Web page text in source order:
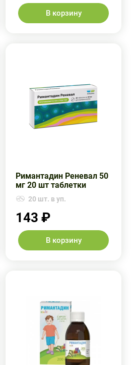
В корзину
Римантадин Реневал 50
мг 20 шт таблетки
20 шт. в уп.
143 ₽
В корзину